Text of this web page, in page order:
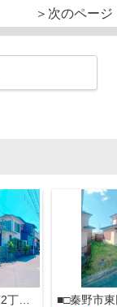
＞次のページ
〇●秦野市鶴巻南2丁目 売地●〇
■□秦野市